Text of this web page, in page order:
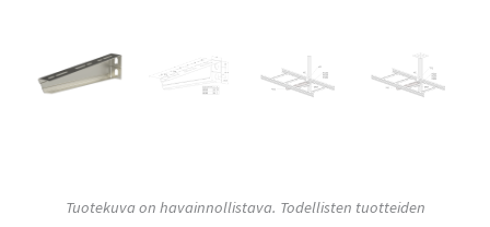
Tuotekuva on havainnollistava. Todellisten tuotteiden